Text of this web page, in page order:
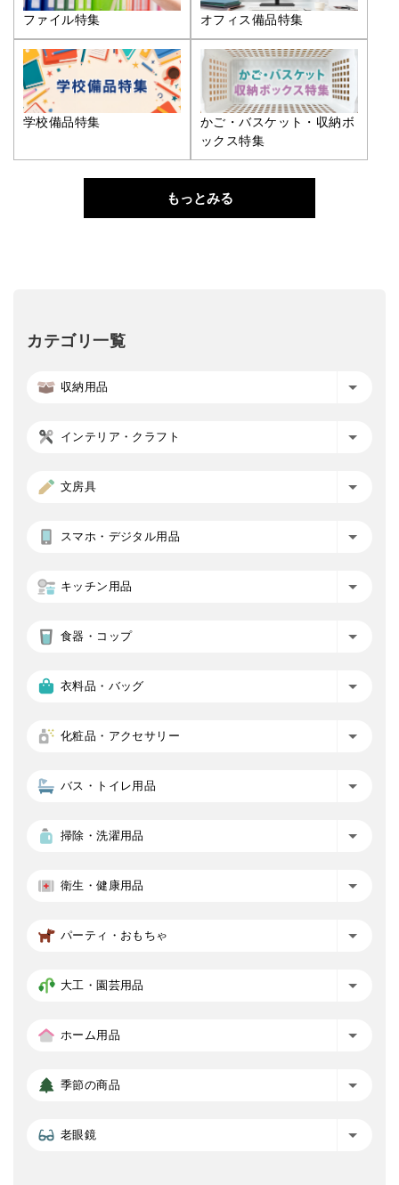
ファイル特集 オフィス備品特集
学校備品特集
かご・バスケット・収納ボ
ックス特集
もっとみる
カテゴリ一覧
収納用品
インテリア・クラフト
文房具
スマホ・デジタル用品
キッチン用品
食器・コップ
衣料品・バッグ
化粧品・アクセサリー
バス・トイレ用品
掃除・洗濯用品
衛生・健康用品
パーティ・おもちゃ
大工・園芸用品
ホーム用品
季節の商品
老眼鏡